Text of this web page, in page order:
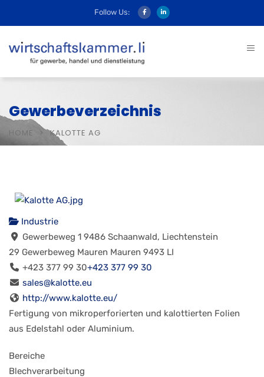
Follow Us:
Gewerbeverzeichnis
HOME KALOTTE AG
Industrie
Gewerbeweg 1 9486 Schaanwald, Liechtenstein
29 Gewerbeweg Mauren Mauren 9493 LI
+423 377 99 30+423 377 99 30
sales@kalotte.eu
http://www.kalotte.eu/
Fertigung von mikroperforierten und kalottierten Folien
aus Edelstahl oder Aluminium.
Bereiche
Blechverarbeitung